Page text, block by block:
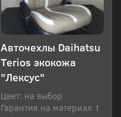
Авточехлы Daihatsu
Terios экокожа
"Лексус"
Цвет: на выбор
Гарантия на материал 1